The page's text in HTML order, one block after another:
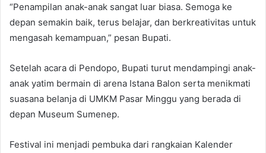
“Penampilan anak-anak sangat luar biasa. Semoga ke
depan semakin baik, terus belajar, dan berkreativitas untuk
mengasah kemampuan,” pesan Bupati.
Setelah acara di Pendopo, Bupati turut mendampingi anak-
anak yatim bermain di arena Istana Balon serta menikmati
suasana belanja di UMKM Pasar Minggu yang berada di
depan Museum Sumenep.
Festival ini menjadi pembuka dari rangkaian Kalender